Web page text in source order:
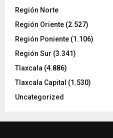
Región Norte
Región Oriente (2.527)
Región Poniente (1.106)
Región Sur (3.341)
Tlaxcala (4.886)
Tlaxcala Capital (1.530)
Uncategorized